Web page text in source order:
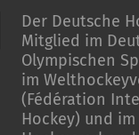
Der Deutsche
Mitglied im
Olympischen
im
(Fédération
Hockey) und